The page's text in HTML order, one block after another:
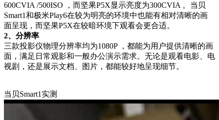
600CVIA /500ISO ，而坚果P5X显示亮度为300CVIA 。当贝
Smart1和极米Play6在较为明亮的环境中也能有相对清晰的画
面呈现，而坚果P5X在较暗环境下观看会更合适。
2、分辨率
三款投影仪物理分辨率均为1080P ，都能为用户提供清晰的画
面，满足日常观影和一般办公演示需求。无论是观看电影、电
视剧，还是展示文档、图片，都能较好地呈现细节。
当贝Smart1实测